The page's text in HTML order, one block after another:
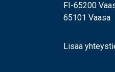
FI-65200
65101 Vaasa
Lisää